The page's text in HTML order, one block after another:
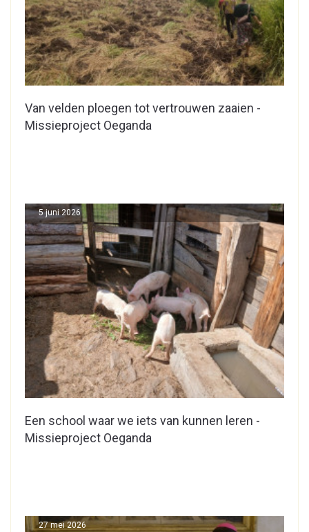
Van velden ploegen tot vertrouwen zaaien -
Missieproject Oeganda
Een school waar we iets van kunnen leren -
Missieproject Oeganda
5 juni 2026
27 mei 2026